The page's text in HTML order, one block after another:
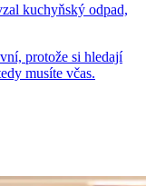
kuchyňský odpad,
protože si hledají
musíte včas.